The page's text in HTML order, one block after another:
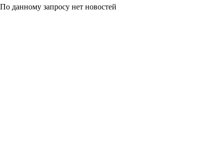
По данному запросу нет новостей